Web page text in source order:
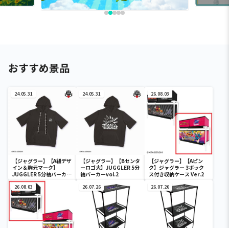
おすすめ景品
24.05.31
【ジャグラー】【A紐デザ
イン＆胸元マーク】
JUGGLER 5分袖パーカー
vol.2
24.05.31
【ジャグラー】【Bセンタ
ーロゴ大】JUGGLER 5分
袖パーカーvol.2
26.08.03
【ジャグラー】【Aピン
ク】ジャグラー 3ボック
ス付き収納ケース Ver.2
26.08.03 26.07.26 26.07.26